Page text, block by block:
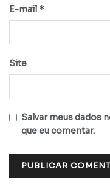
E-mail *
Site
Salvar meus dados
que eu comentar.